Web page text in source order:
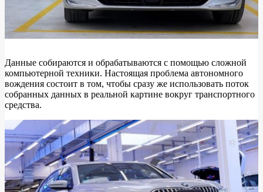
Данные собираются и обрабатываются с помощью сложной
компьютерной техники. Настоящая проблема автономного
вождения состоит в том, чтобы сразу же использовать поток
собранных данных в реальной картине вокруг транспортного
средства.